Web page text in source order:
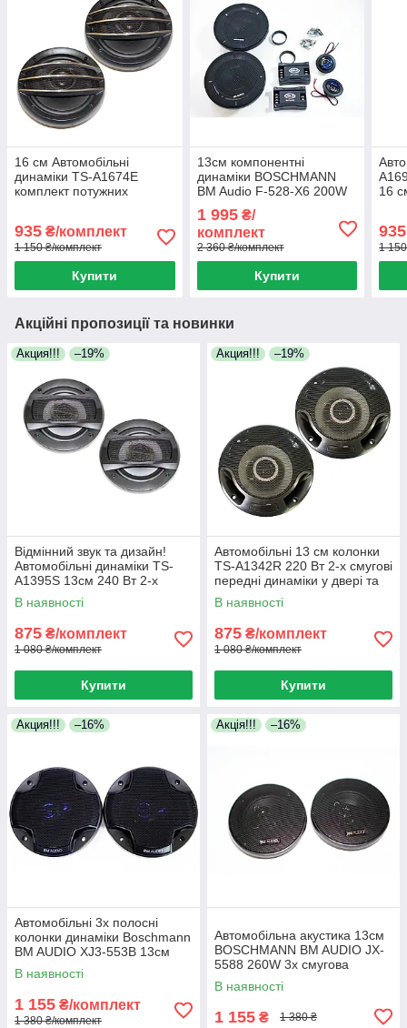
16 см Автомобільні
динаміки TS-A1674Е
комплект потужних
935 ₴/комплект
1 150 ₴/комплект
Купити
13см компонентні
динаміки BOSCHMANN
BM Audio F-528-X6 200W
колонки
1 995₴/
комплект
2 360 ₴/комплект
Купити
16
935
1
Акційні пропозиції та новинки
Акция!!! –19%
Відмінний звук та дизайн!
Автомобільні динаміки TS-
A1395S 13см 240 Вт 2-х
смугові колонки
В наявності
875 ₴/комплект
1 080 ₴/комплект
Купити
Акция!!! –19%
Автомобільні 13 см колонки
TS-A1342R 220 Вт 2-х смугові
передні динаміки у двері та
задню полицю
В наявності
875 ₴/комплект
1 080 ₴/комплект
Купити
Акция!!! –16%
Автомобільні 3х полосні
колонки динаміки Boschmann
BM AUDIO XJ3-553B 13см
колонки Бошман
В наявності
1 155 ₴/комплект
1 380 ₴/комплект
Акція!!! –16%
Автомобільна акустика 13см
BOSCHMANN BM AUDIO JX-
5588 260W 3х смугова
динаміка в машину
В наявності
1 155 ₴ 1 380 ₴